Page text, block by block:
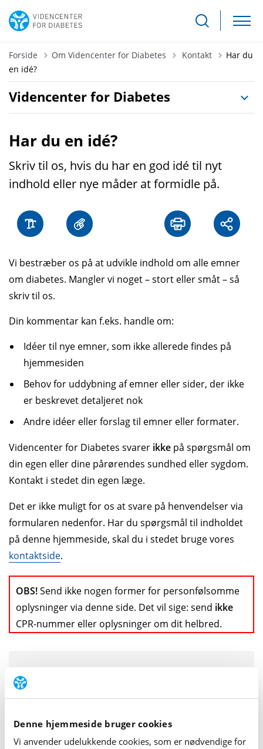
Denne hjemmeside bruger cookies
Vi anvender udelukkende cookies, som er nødvendige for
Forside Om Videncenter for Diabetes Tilbage til
Kontakt
Har du
en idé?
Videncenter for Diabetes
Har du en idé?
Skriv til os, hvis du har en god idé til nyt
indhold eller nye måder at formidle på.
Vi bestræber os på at udvikle indhold om alle emner
om diabetes. Mangler vi noget – stort eller småt – så
skriv til os.
Din kommentar kan f.eks. handle om:
Idéer til nye emner, som ikke allerede findes på
hjemme­siden
Behov for uddybning af emner eller sider, der ikke
er beskrevet detaljeret nok
Andre idéer eller forslag til emner eller formater.
Videncenter for Diabetes svarer ikke på spørgsmål om
din egen eller dine pårørendes sundhed eller sygdom.
Kontakt i stedet din egen læge.
Det er ikke muligt for os at svare på henvendelser via
formularen nedenfor. Har du spørgsmål til indholdet
på denne hjemme­side, skal du i stedet bruge vores
kontaktside.
OBS!Send ikke nogen former for person­følsomme
oplysninger via denne side. Det vil sige: send ikke
CPR-nummer eller oplysninger om dit helbred.
Send din idé til os: